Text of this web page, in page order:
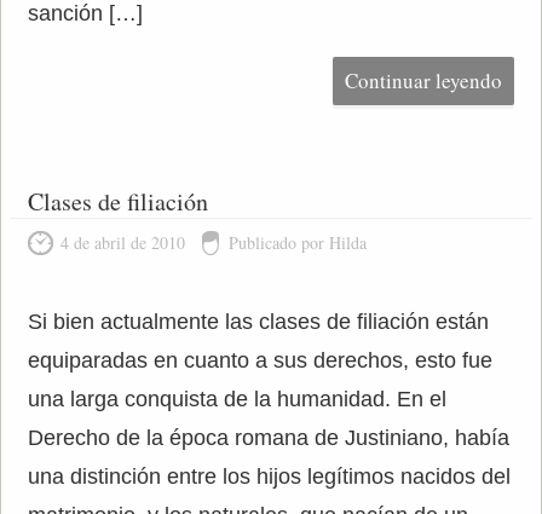
sanción […]
Continuar leyendo
Clases de filiación
4 de abril de 2010 Publicado por Hilda
Si bien actualmente las clases de filiación están
equiparadas en cuanto a sus derechos, esto fue
una larga conquista de la humanidad. En el
Derecho de la época romana de Justiniano, había
una distinción entre los hijos legítimos nacidos del